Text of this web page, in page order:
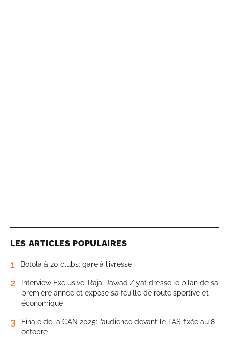
LES ARTICLES POPULAIRES
1 Botola à 20 clubs: gare à l’ivresse
2
Interview Exclusive. Raja: Jawad Ziyat dresse le bilan de sa
première année et expose sa feuille de route sportive et
économique
3
Finale de la CAN 2025: l’audience devant le TAS fixée au 8
octobre